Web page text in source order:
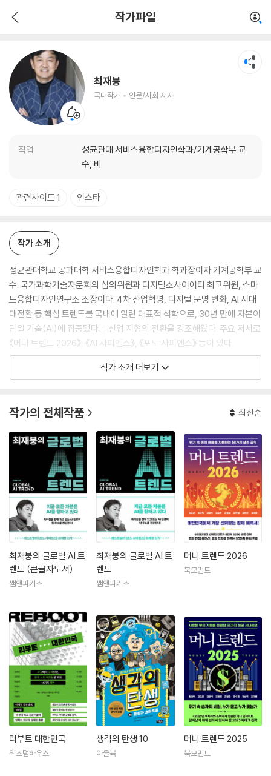
작가파일
최재붕
국내작가 인문/사회 저자
직업
성균관대 서비스융합디자인학과/기계공학부 교
수, 비
인문/사회 저자
관련사이트 1 인스타
작가 소개
성균관대학교 공과대학 서비스융합디자인학과 학과장이자 기계공학부 교
수. 국가과학기술자문회의 심의위원과 디지털소사이어티 최고위원, 스마
트융합디자인연구소 소장이다. 4차 산업혁명, 디지털 문명 변화, AI 시대
대전환 등 핵심 트렌드를 국내에 알린 대표적 석학으로, 30년 만에 자본이
단일 기술(AI)에 집중됐다는 산업 지형의 전환을 강조해왔다. 주요 저서로
《머니 트렌드 2026》, 《AI 사피엔스》, 《포노 사피엔스》 등이 있다.
작가 소개 더보기
작가의 전체작품 최신순
최재붕의 글로벌 AI 트
렌드 (큰글자도서)
쌤앤파커스
최재붕의 글로벌 AI 트
렌드
쌤앤파커스
머니 트렌드 2026
북모먼트
리부트 대한민국
위즈덤하우스
생각의 탄생 10
아울북
머니 트렌드 2025
북모먼트